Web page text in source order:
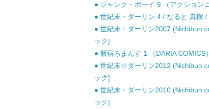
● ジャンク・ボーイ 9 （アクション
● 世紀末・ダーリン 4 / なると 真樹
● 世紀末・ダーリン2007 (Nichibun
ック]
● 新宿ろまんす 1 （DARIA
● 世紀末☆ダーリン2012 (Nichibun
ック]
● 世紀末・ダーリン2010 (Nichibun
ック]